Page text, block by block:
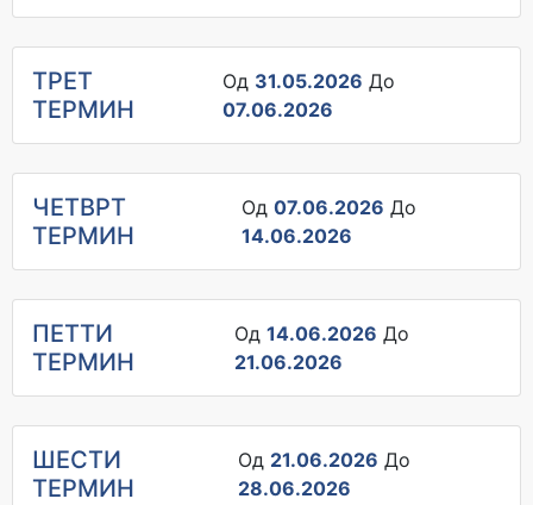
ТРЕТ
ТЕРМИН
Од 31.05.2026 До
07.06.2026
ЧЕТВРТ
ТЕРМИН
Од 07.06.2026 До
14.06.2026
ПЕТТИ
ТЕРМИН
Од14.06.2026 До
21.06.2026
ШЕСТИ
ТЕРМИН
Од 21.06.2026 До
28.06.2026